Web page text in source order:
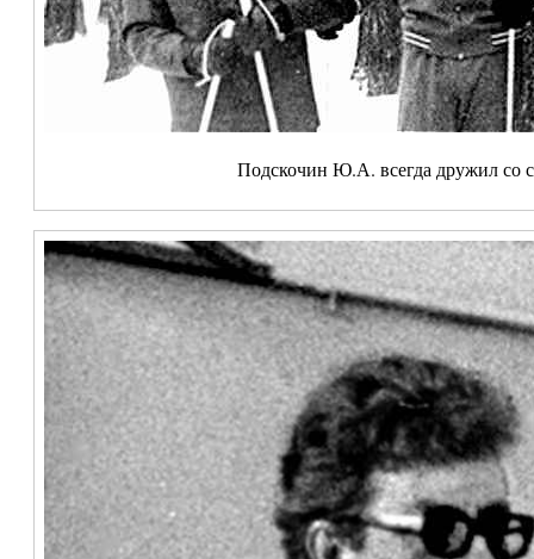
Подскочин Ю.А. всегда дружил со